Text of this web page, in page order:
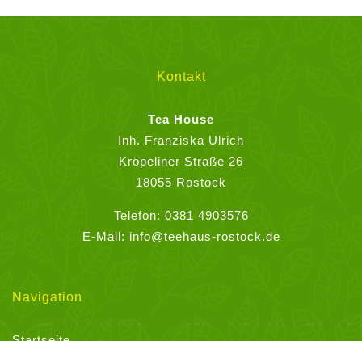
Kontakt
Tea House
Inh. Franziska Ulrich
Kröpeliner Straße 26
18055 Rostock
Telefon: 0381 4903576
E-Mail: info@teehaus-rostock.de
Navigation